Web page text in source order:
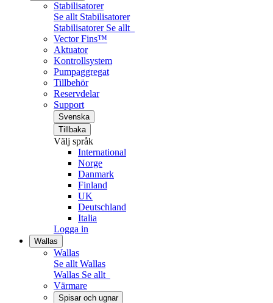
Stabilisatorer
Se allt Stabilisatorer
Stabilisatorer Se allt
Vector Fins™
Aktuator
Kontrollsystem
Pumpaggregat
Tillbehör
Reservdelar
Support
Svenska
Tillbaka
Välj språk
International
Norge
Danmark
Finland
UK
Deutschland
Italia
Logga in
Wallas
Wallas
Se allt Wallas
Wallas Se allt
Värmare
Spisar och ugnar